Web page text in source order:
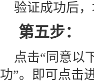
验证成功后
第五步：
点击“同意以
功”。即可点击